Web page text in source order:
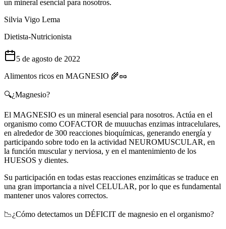
un mineral esencial para nosotros.
Silvia Vigo Lema
Dietista-Nutricionista
5 de agosto de 2022
Alimentos ricos en MAGNESIO 🌾🥜
🔍¿Magnesio?
El MAGNESIO es un mineral esencial para nosotros. Actúa en el
organismo como COFACTOR de muuuchas enzimas intracelulares,
en alrededor de 300 reacciones bioquímicas, generando energía y
participando sobre todo en la actividad NEUROMUSCULAR, en
la función muscular y nerviosa, y en el mantenimiento de los
HUESOS y dientes.
Su participación en todas estas reacciones enzimáticas se traduce en
una gran importancia a nivel CELULAR, por lo que es fundamental
mantener unos valores correctos.
📉¿Cómo detectamos un DÉFICIT de magnesio en el organismo?